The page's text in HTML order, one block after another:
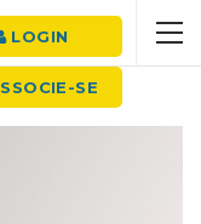
LOGIN
SE